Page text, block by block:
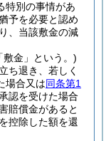
特別の事情があ
予を必要と認め
、当該敷金の減
敷金」という。)
ち退き、若しく
場合又は同条第1
認を受けた場合
賠償金があると
控除した額を還